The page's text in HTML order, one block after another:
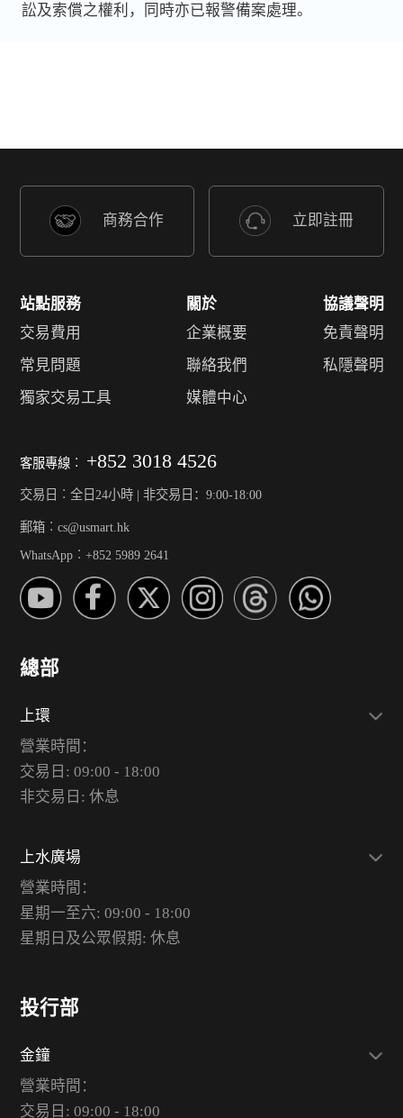
訟及索償之權利，同時亦已報警備案處理。
商務合作 立即註冊
站點服務
交易費用
常見問題
獨家交易工具
關於
企業概要
聯絡我們
媒體中心
協議聲明
免責聲明
私隱聲明
客服專線︰ +852 3018 4526
交易日︰全日24小時 | 非交易日：9:00-18:00
郵箱︰cs@usmart.hk
WhatsApp︰+852 5989 2641
總部
上環
營業時間：
交易日: 09:00 - 18:00
非交易日: 休息
上水廣場
營業時間：
星期一至六: 09:00 - 18:00
星期日及公眾假期: 休息
投行部
金鐘
營業時間：
交易日: 09:00 - 18:00